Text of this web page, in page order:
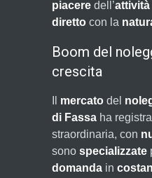
piacere dell’
diretto con la
Boom del
crescita
mercato del
di Fassa ha
straordinaria, con
sono specializzate
domanda in